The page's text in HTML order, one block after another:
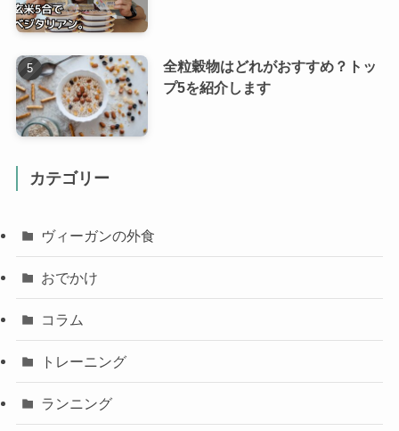
全粒穀物はどれがおすすめ？トッ
プ5を紹介します
カテゴリー
ヴィーガンの外食
おでかけ
コラム
トレーニング
ランニング